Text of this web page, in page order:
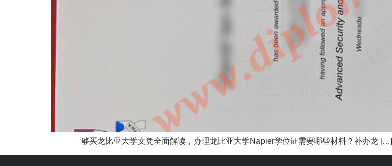
够买龙比亚大学文凭全面解读，办理龙比亚大学Napier学位证需要哪些材料？补办龙 […]